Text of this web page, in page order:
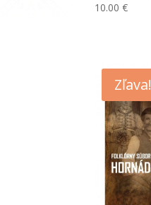
10.00€
Zľava!